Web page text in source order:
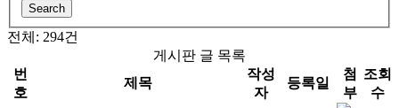
Search
전체: 294건
게시판 글 목록
번
호
제목
작성
자
등록일
첨
부
조회
수